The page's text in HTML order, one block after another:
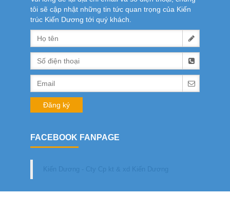
tôi sẽ cập nhật những tin tức quan trọng của Kiến
trúc Kiến Dương tới quý khách.
FACEBOOK FANPAGE